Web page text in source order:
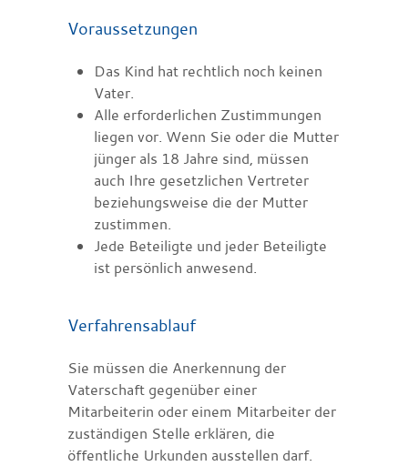
Voraussetzungen
Das Kind hat rechtlich noch keinen
Vater.
Alle erforderlichen Zustimmungen
liegen vor. Wenn Sie oder die Mutter
jünger als 18 Jahre sind, müssen
auch Ihre gesetzlichen Vertreter
beziehungsweise die der Mutter
zustimmen.
Jede Beteiligte und jeder Beteiligte
ist persönlich anwesend.
Verfahrensablauf
Sie müssen die Anerkennung der
Vaterschaft gegenüber einer
Mitarbeiterin oder einem Mitarbeiter der
zuständigen Stelle erklären, die
öffentliche Urkunden ausstellen darf.